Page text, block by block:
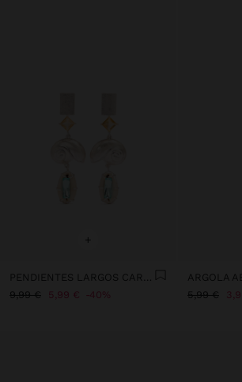
+
PENDIENTES LARGOS CARACOL ESPIRAL CON CONCHAS
9,99 €
5,99 € 40%
5,99 €